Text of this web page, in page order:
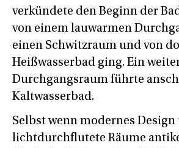
verkündete den Beginn der
von einem lauwarmen
einen Schwitzraum und von
Heißwasserbad ging. Ein
Durchgangsraum führte
Kaltwasserbad.
Selbst wenn modernes Design
lichtdurchflutete Räume